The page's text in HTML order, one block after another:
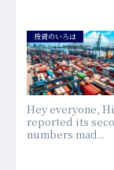
投資のいろは
Hey everyone,
reported its
numbers mad...